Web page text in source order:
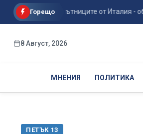
Горещо
за пътниците от Италия - обяви го
8 Август, 2026
МНЕНИЯ ПОЛИТИКА
ПЕТЪК 13